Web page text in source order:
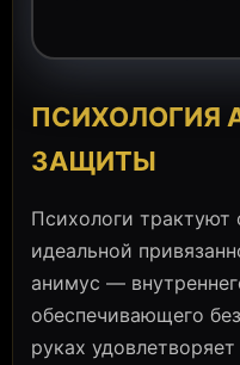
ПСИХОЛОГИЯ
ЗАЩИТЫ
Психологи трактуют
идеальной
анимус —
обеспечивающего
руках